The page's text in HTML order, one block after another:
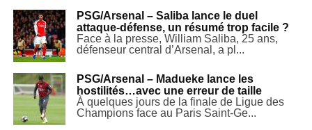
PSG/Arsenal – Saliba lance le duel
attaque-défense, un résumé trop facile ?
Face à la presse, William Saliba, 25 ans,
défenseur central d’Arsenal, a pl...
PSG/Arsenal – Madueke lance les
hostilités…avec une erreur de taille
À quelques jours de la finale de Ligue des
Champions face au Paris Saint-Ge...